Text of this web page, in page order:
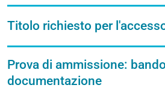
Titolo richiesto per
Prova di ammissione:
documentazione